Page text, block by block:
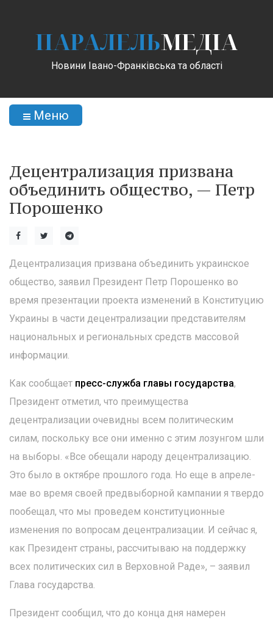
ПАРАЛЕЛЬМЕДІА
Новини Івано-Франківська та області
Меню
Децентрализация призвана
объединить общество, — Петр
Порошенко
Децентрализация призвана объединить украинское
общество, заявил Президент Петр Порошенко во
время презентации проекта изменений в Конституцию
Украины в части децентрализации представителям
национальных и региональных средств массовой
информации.
Как сообщает пресс-служба главы государства,
Президент отметил, что преимущества
децентрализации очевидны всем политическим
силам, поскольку все они именно с этим лозунгом шли
на выборы. «Все обещали народу децентрализацию.
Это было в октябре прошлого года. Но еще в апреле-
мае во время своей предвыборной кампании я твердо
пообещал, что мы проведем конституционные
изменения по вопросам децентрализации. И сейчас я,
как Президент страны, рассчитываю на поддержку
всех политических сил в Верховной Раде», – заявил
Глава государства.
Президент сообщил, что до конца дня намерен